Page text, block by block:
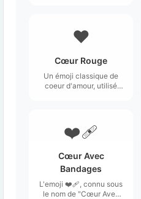
❤️
Cœur Rouge
Un émoji classique de
coeur d'amour, utilisé
❤️‍🩹
Cœur Avec
Bandages
L'emoji ❤️‍🩹, connu sous
le nom de "Cœur Avec